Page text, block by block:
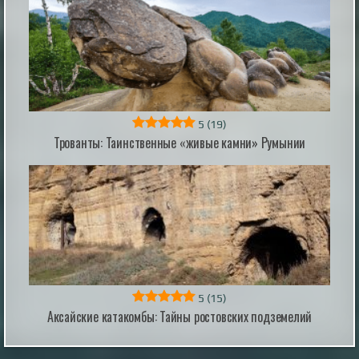
происхождения демонов — истории, которые так и
не вошли в библейский канон, ...
incogniterra.ru | 20th Jul 2026
новых серверах: эксперты предупредили о
рисках
Новое исследование показало, что современные
модели искусственного интеллекта способны
самостоятельно распространяться по уязвимым
системам, копируя свои параметры и запуская новые
экземпляры на скомпрометированных устройствах.
esoreiter.ru | 22nd May 2026
5 (19)
Трованты: Таинственные «живые камни» Румынии
5 (15)
Аксайские катакомбы: Тайны ростовских подземелий